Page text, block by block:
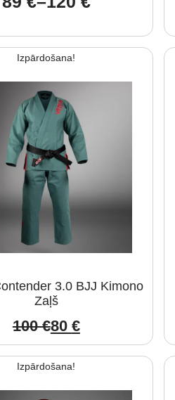
Price
range:
89 €
120 €
Izpārdošana!
3.0 BJJ Kimono
Zaļš
100€Original
price
80 €
Current
price
Izpārdošana!